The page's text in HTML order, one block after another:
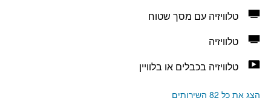
טלוויזיה עם מסך שטוח
טלוויזיה
טלוויזיה בכבלים או בלוויין
הצג את כל 82 השירותים